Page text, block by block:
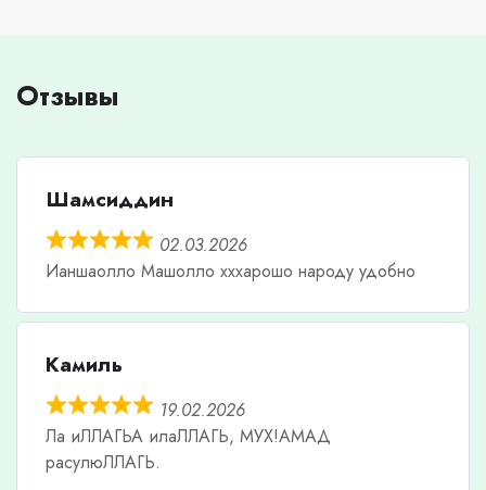
Отзывы
Шамсиддин
02.03.2026
Ианшаолло Машолло хххарошо народу удобно
Камиль
19.02.2026
Ла иЛЛАГЬА илаЛЛАГЬ, МУХ!АМАД
расулюЛЛАГЬ.